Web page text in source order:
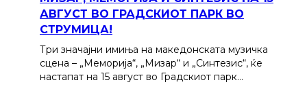
АВГУСТ ВО ГРАДСКИОТ ПАРК ВО
СТРУМИЦА!
Три значајни имиња на македонската музичка
сцена – „Меморија“, „Мизар“ и „Синтезис“, ќе
настапат на 15 август во Градскиот парк…